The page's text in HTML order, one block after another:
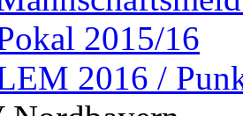
2015/16
2016 /